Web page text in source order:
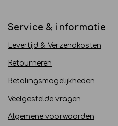
Service & informatie
Levertijd & Verzendkosten
Retourneren
Betalingsmogelijkheden
Veelgestelde vragen
Algemene voorwaarden